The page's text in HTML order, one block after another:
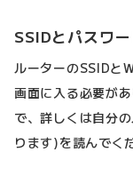
SSIDとパスワ
ルーターのSSIDと
画面に入る必要が
で、詳しくは自分
ります)を読んでく